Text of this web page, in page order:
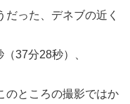
った、デネブの近く
37分28秒）、
のところの撮影ではか